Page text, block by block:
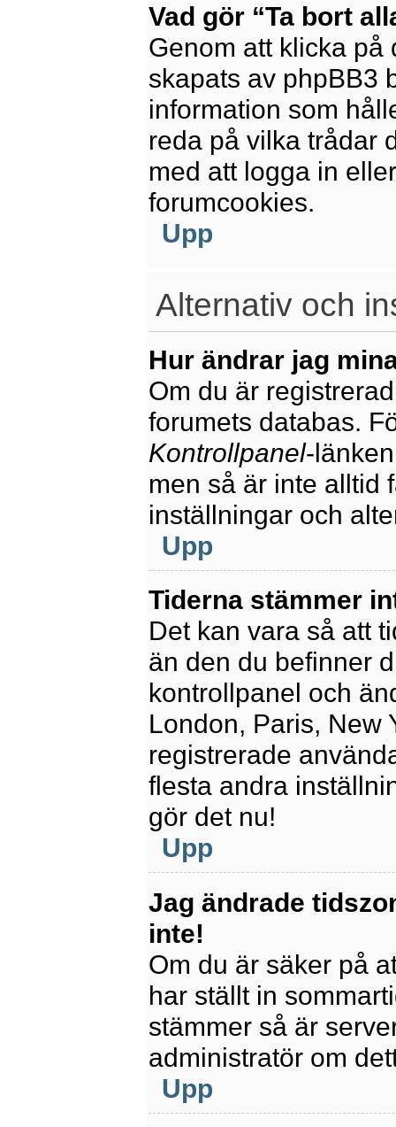
Vad gör “Ta bort
Genom att klicka på
skapats av phpBB3
information som
reda på vilka trådar
med att logga in
forumcookies.
Upp
Alternativ och
Hur ändrar jag
Om du är
forumets databas.
Kontrollpanel-
men så är inte alltid
inställningar och
Upp
Tiderna stämmer
Det kan vara så att
än den du befinner
kontrollpanel och
London, Paris, New
registrerade
flesta andra
gör det nu!
Upp
Jag ändrade
inte!
Om du är säker på
har ställt in
stämmer så är
administratör om
Upp